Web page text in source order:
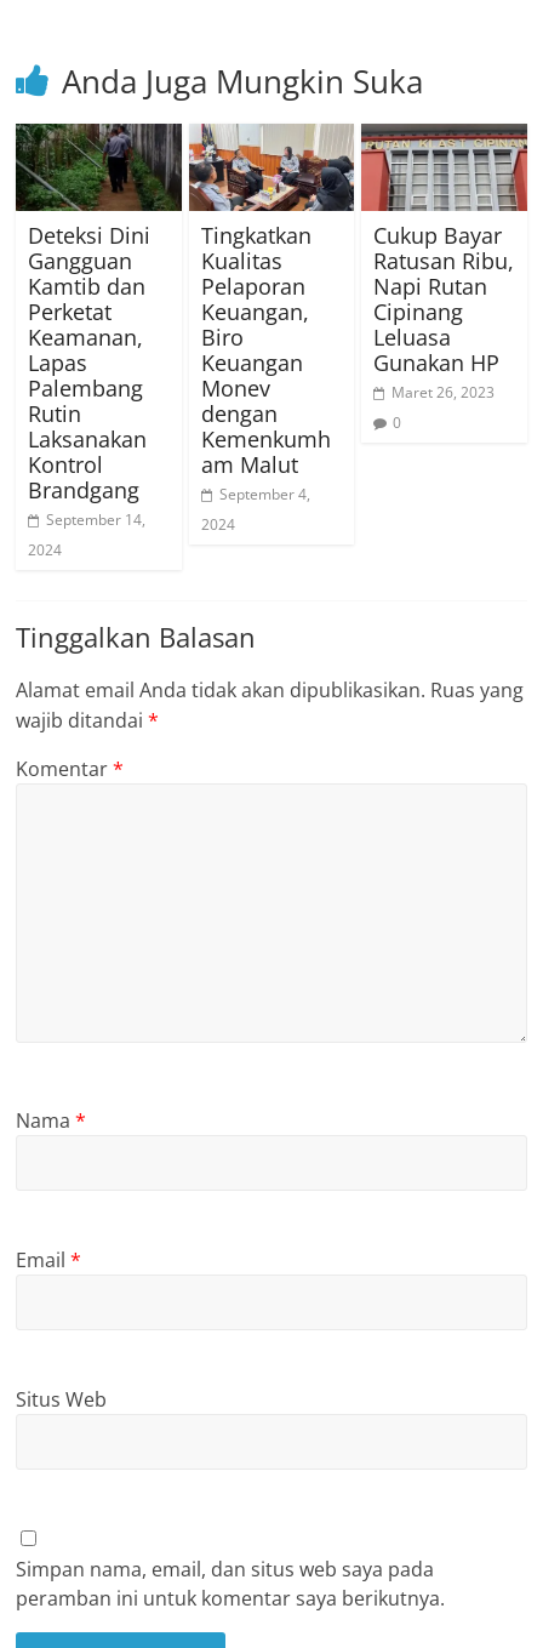
Anda Juga Mungkin Suka
Deteksi Dini
Gangguan
Kamtib dan
Perketat
Keamanan,
Lapas
Palembang
Rutin
Laksanakan
Kontrol
Brandgang
September 14,
2024
Tingkatkan
Kualitas
Pelaporan
Keuangan,
Biro
Keuangan
Monev
dengan
Kemenkumh
am Malut
September 4,
2024
Cukup Bayar
Ratusan Ribu,
Napi Rutan
Cipinang
Leluasa
Gunakan HP
Maret 26, 2023
0
Tinggalkan Balasan
Alamat email Anda tidak akan dipublikasikan. Ruas yang
wajib ditandai*
Komentar*
Nama*
Email*
Situs Web
Simpan nama, email, dan situs web saya pada
peramban ini untuk komentar saya berikutnya.